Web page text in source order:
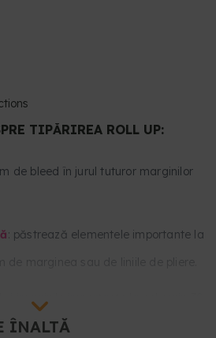
TIPĂRIREA ROLL UP:
de bleed în jurul tuturor marginilor
: păstrează elementele importante la
și 30 mm de partea superioară a
ÎNALTĂ